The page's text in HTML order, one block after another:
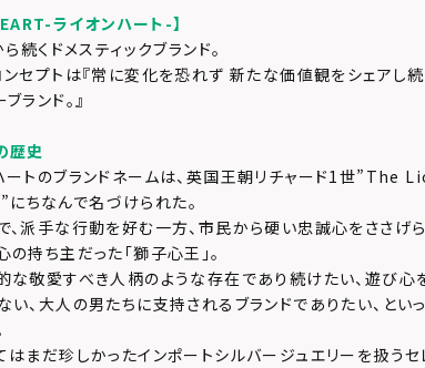
ライオンハート-】
続くドメスティックブランド。
ンセプトは『常に変化を恐れず 新たな価値観をシェアし
ランド。』
歴史
ートのブランドネームは、英国王朝リチャード1世”The
ちなんで名づけられた。
、派手な行動を好む一方、市民から硬い忠誠心をささげ
の持ち主だった「獅子心王」。
な敬愛すべき人柄のような存在であり続けたい、遊び心
い、大人の男たちに支持されるブランドでありたい、とい
はまだ珍しかったインポートシルバージュエリーを扱うセ